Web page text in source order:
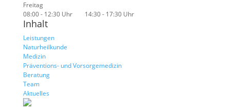
Freitag
08:00 - 12:30 Uhr 14:30 - 17:30 Uhr
Inhalt
Leistungen
Naturheilkunde
Medizin
Präventions- und Vorsorgemedizin
Beratung
Team
Aktuelles